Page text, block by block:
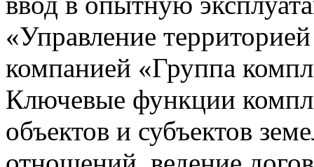
«Управление
компанией «Группа
Ключевые функции
объектов и субъектов